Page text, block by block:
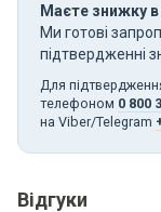
Маєте знижку
Ми готові
підтвердженні
Для
телефоном 0 800
на Viber/Telegram
Відгуки